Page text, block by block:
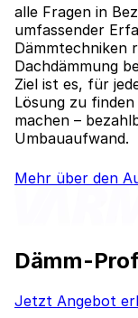
alle Fragen in
umfassender
Dämmtechniken
Dachdämmung
Ziel ist es, für
Lösung zu
machen –
Umbauaufwand.
Mehr über den
Dämm-
Jetzt Angebot